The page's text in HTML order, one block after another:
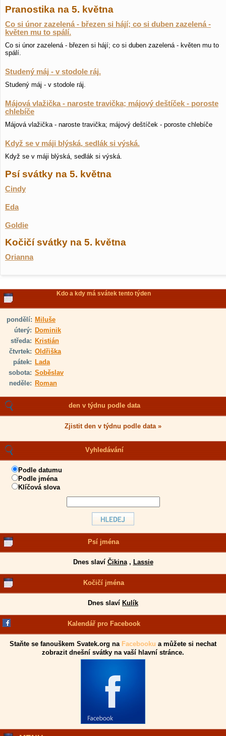
Pranostika na 5. května
Co si únor zazelená - březen si hájí; co si duben zazelená -
květen mu to spálí.
Co si únor zazelená - březen si hájí; co si duben zazelená - květen mu to
spálí.
Studený máj - v stodole ráj.
Studený máj - v stodole ráj.
Májová vlažička - naroste travička; májový deštíček - poroste
chlebíče
Májová vlažička - naroste travička; májový deštíček - poroste chlebíče
Když se v máji blýská, sedlák si výská.
Když se v máji blýská, sedlák si výská.
Psí svátky na 5. května
Cindy
Eda
Goldie
Kočičí svátky na 5. května
Orianna
Kdo a kdy má svátek tento týden
pondělí: Miluše
úterý: Dominik
středa: Kristián
čtvrtek: Oldřiška
pátek: Lada
sobota: Soběslav
neděle: Roman
den v týdnu podle data
Zjistit den v týdnu podle data »
Vyhledávání
Podle datumu
Podle jména
Klíčová slova
Psí jména
Dnes slaví Čikina, Lassie
Kočičí jména
Dnes slaví Kulík
Kalendář pro Facebook
Staňte se fanouškem Svatek.org na Facebooku a můžete si nechat
zobrazit dnešní svátky na vaší hlavní stránce.